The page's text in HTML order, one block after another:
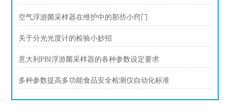
空气浮游菌采样器在维护中的那些小窍门
关于分光光度计的检验小妙招
意大利PBI浮游菌采样器的各种参数设定要求
多种参数提高多功能食品安全检测仪自动化标准